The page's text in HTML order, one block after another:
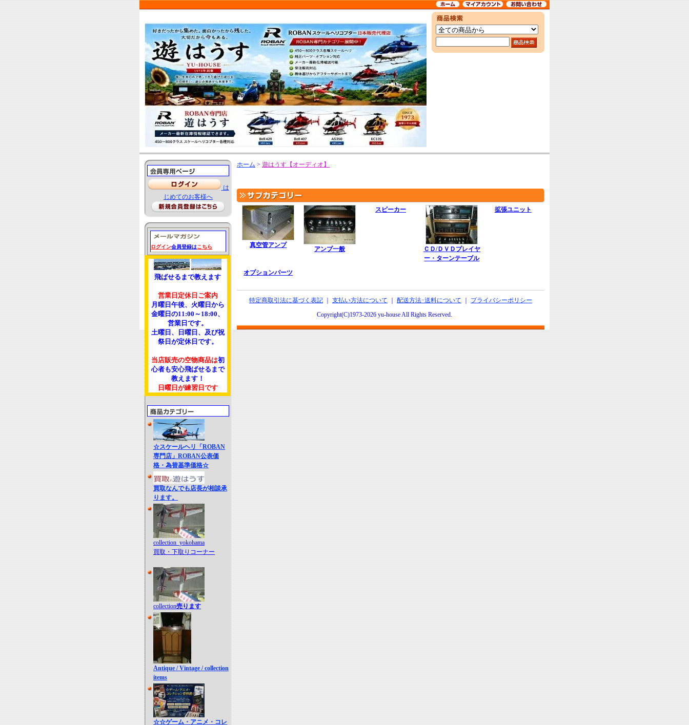
は
じめてのお客様へ
ログイン会員登録はこちら
飛ばせるまで教えます
営業日定休日ご案内
月曜日午後、火曜日から
金曜日の11:00～18:00、
営業日です。
土曜日、日曜日、及び祝
祭日が定休日です。
当店販売の空物商品は初
心者も安心飛ばせるまで
教えます！
日曜日が練習日です
☆スケールヘリ「ROBAN
専門店」ROBAN公表価
格・為替基準価格☆
買取なんでも店長が相談承
ります。
collection_yokohama
買取・下取りコーナー
collection売ります
Antique / Vintage / collection
items
☆☆ゲーム・アニメ・コレ
ホーム > 遊はうす【オーディオ】
真空管アンプ
アンプ一般
スピーカー
ＣＤ/ＤＶＤプレイヤ
ー・ターンテーブル
拡張ユニット
オプションパーツ
特定商取引法に基づく表記 支払い方法について 配送方法･送料について
プライバシーポリシー
Copyright(C)1973-2026 yu-house All Rights Reserved.